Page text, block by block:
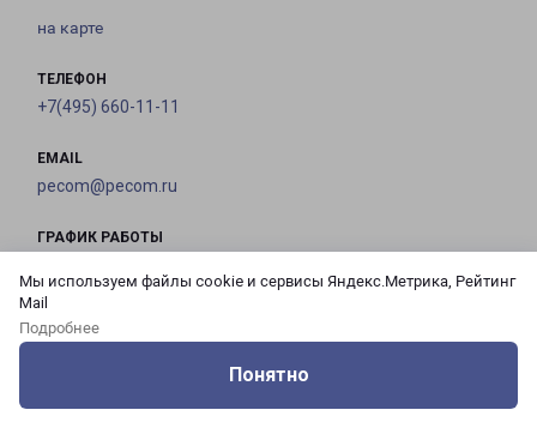
Мы используем файлы cookie и сервисы Яндекс.Метрика, Рейтинг
Mail
Подробнее
Понятно
на карте
ТЕЛЕФОН
+7(495) 660-11-11
EMAIL
pecom@pecom.ru
ГРАФИК РАБОТЫ
21:00
21:00
21:00
21:00